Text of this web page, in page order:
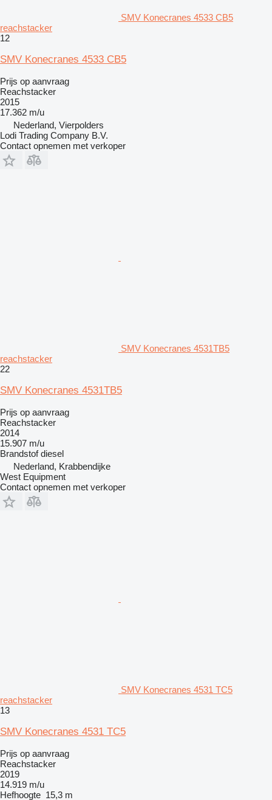
SMV Konecranes 4533 CB5
reachstacker
12
SMV Konecranes 4533 CB5
Prijs op aanvraag
Reachstacker
2015
17.362 m/u
Nederland, Vierpolders
Lodi Trading Company B.V.
Contact opnemen met verkoper
SMV Konecranes 4531TB5
reachstacker
22
SMV Konecranes 4531TB5
Prijs op aanvraag
Reachstacker
2014
15.907 m/u
Brandstof diesel
Nederland, Krabbendijke
West Equipment
Contact opnemen met verkoper
SMV Konecranes 4531 TC5
reachstacker
13
SMV Konecranes 4531 TC5
Prijs op aanvraag
Reachstacker
2019
14.919 m/u
Hefhoogte 15,3 m